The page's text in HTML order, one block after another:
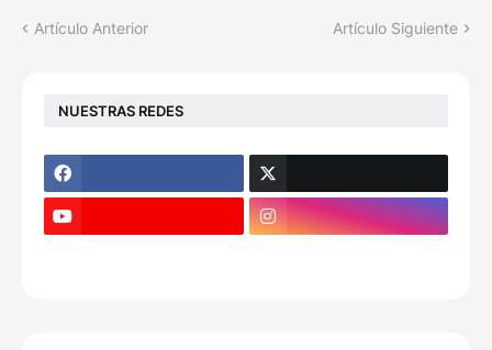
Artículo Anterior Artículo Siguiente
NUESTRAS REDES